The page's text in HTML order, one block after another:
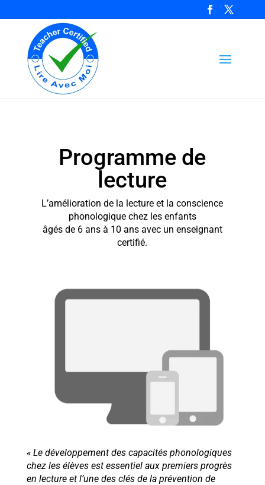
Programme de
lecture
L’amélioration de la lecture et la conscience
phonologique chez les enfants
âgés de 6 ans à 10 ans avec un enseignant
certifié.
« Le développement des capacités phonologiques
chez les élèves est essentiel aux premiers progrès
en lecture et l’une des clés de la prévention de